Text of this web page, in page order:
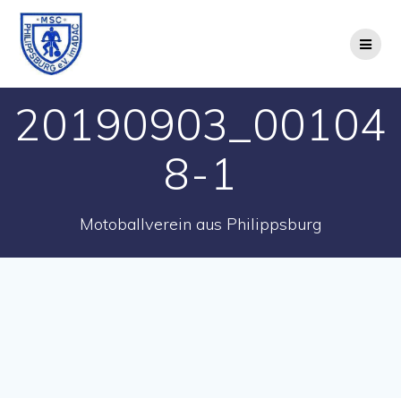
20190903_00104
8-1
Motoballverein aus Philippsburg